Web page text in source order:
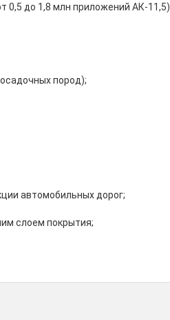
0,5 до 1,8 млн приложений АК-11,5).
пород);
автомобильных дорог;
слоем покрытия;